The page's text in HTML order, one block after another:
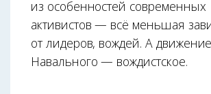
из особенностей современных
активистов — всё меньшая
от лидеров, вождей. А движение
Навального — вождистское.